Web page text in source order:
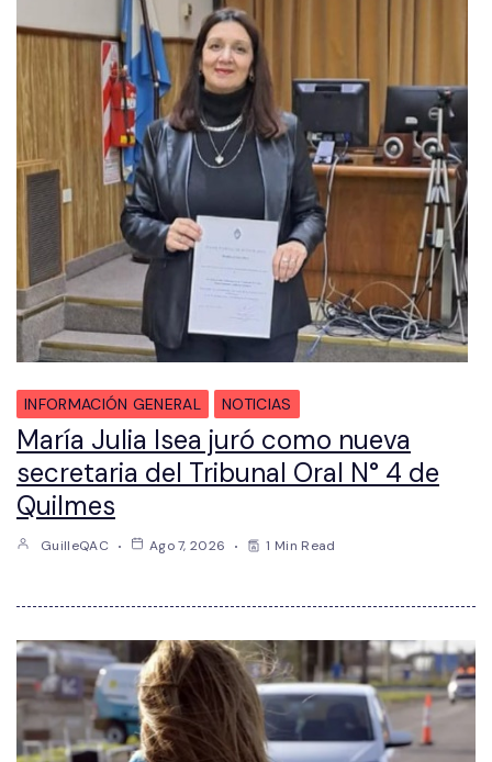
INFORMACIÓN GENERAL NOTICIAS
María Julia Isea juró como nueva
secretaria del Tribunal Oral N° 4 de
Quilmes
GuilleQAC Ago 7, 2026 1 Min Read